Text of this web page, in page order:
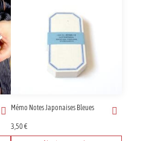
Mémo Notes Japonaises Bleues
3,50€